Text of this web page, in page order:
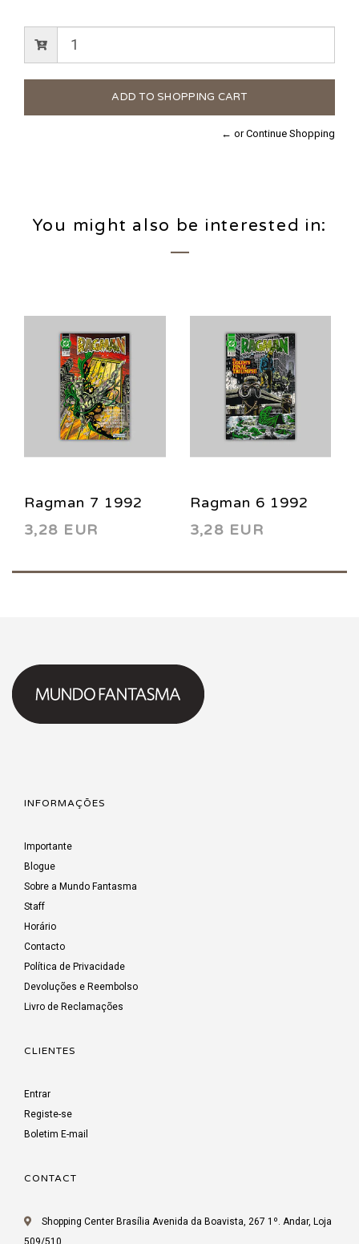
← or Continue Shopping
You might also be interested in:
Ragman 7 1992
3,28 EUR
Ragman 6 1992
3,28 EUR
INFORMAÇÕES
Importante
Blogue
Sobre a Mundo Fantasma
Staff
Horário
Contacto
Política de Privacidade
Devoluções e Reembolso
Livro de Reclamações
CLIENTES
Entrar
Registe-se
Boletim E-mail
CONTACT
Shopping Center Brasília Avenida da Boavista, 267 1º. Andar, Loja
509/510,